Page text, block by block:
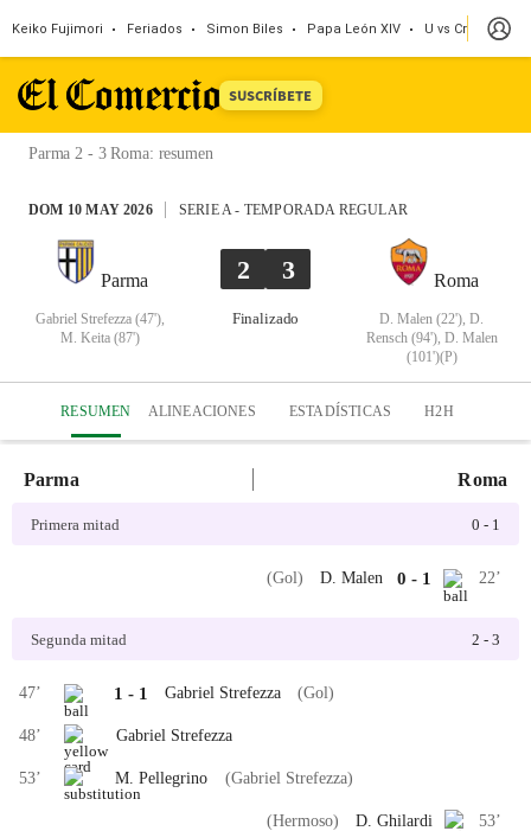
Keiko Fujimori Feriados Simon Biles Papa León XIV U vs Cristal
SUSCRÍBETE
Parma 2 - 3 Roma: resumen
DOM 10 MAY 2026 SERIE A- TEMPORADA REGULAR
Parma
Gabriel Strefezza (47'),
M. Keita (87')
2 3
Finalizado
Roma
D. Malen (22'), D.
Rensch (94'), D. Malen
(101')(P)
RESUMEN ALINEACIONES ESTADÍSTICAS H2H
Parma Roma
Primera mitad 0 - 1
22’
0 - 1
D. Malen
(Gol)
Segunda mitad 2 - 3
47’ 1 - 1 Gabriel Strefezza (Gol)
48’ Gabriel Strefezza
53’ M. Pellegrino (Gabriel Strefezza)
53’
D. Ghilardi
(Hermoso)